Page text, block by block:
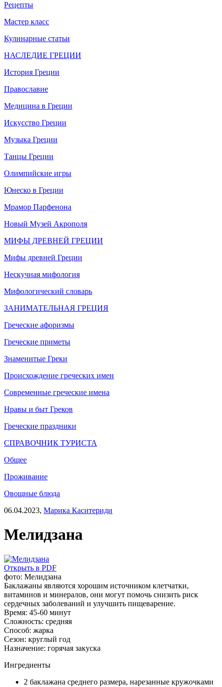
Рецепты
Мастер класс
Кулинарные статьи
НАСЛЕДИЕ ГРЕЦИИ
История Греции
Православие
Медицина в Греции
Искусство Греции
Музыка Греции
Танцы Греции
Олимпийские игры
Юнеско в Греции
Мрамор Парфенона
Новый Музей Акрополя
МИФЫ ДРЕВНЕЙ ГРЕЦИИ
Мифы древней Греции
Нескучная мифология
Мифологический словарь
ЗАНИМАТЕЛЬНАЯ ГРЕЦИЯ
Греческие афоризмы
Греческие приметы
Знаменитые Греки
Происхождение греческих имен
Современные греческие имена
Нравы и быт Греков
Греческие праздники
СПРАВОЧНИК ТУРИСТА
Общее
Проживание
Овощные блюда
06.04.2023, Марика Каситериди
Мелидзана
Открыть в PDF
фото: Мелидзана
Баклажаны являются хорошим источником клетчатки,
витаминов и минералов, они могут помочь снизить риск
сердечных заболеваний и улучшить пищеварение.
Время: 45-60 минут
Сложность: средняя
Способ: жарка
Сезон: круглый год
Назначение: горячая закуска
Ингредиенты
2 баклажана среднего размера, нарезанные кружочками